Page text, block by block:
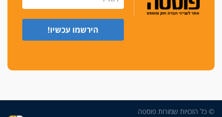
משפחה ופוליטיקה
עו"ד גלעד מנשה ויאיר בכורו חגגו בר מצווה, שרי
דורשים הגנה וביטחון"
© כל הזכויות שמורות פוסטה